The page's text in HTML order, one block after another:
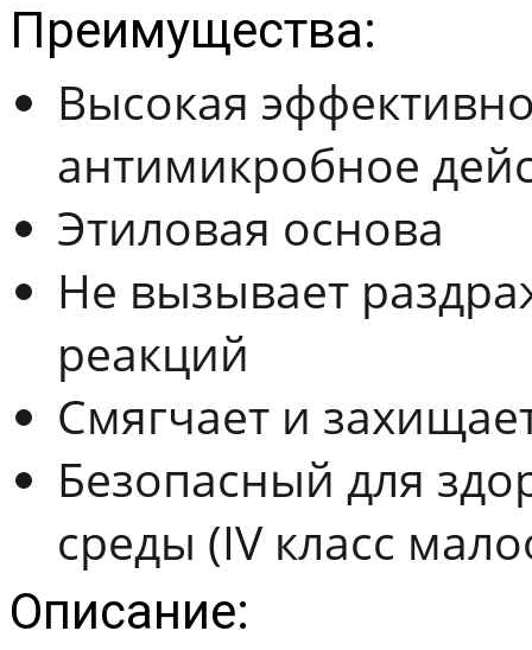
Преимущества:
Высокая
антимикробное
Этиловая основа
Не вызывает
реакций
Смягчает и
Безопасный для
среды (IV класс
Описание: